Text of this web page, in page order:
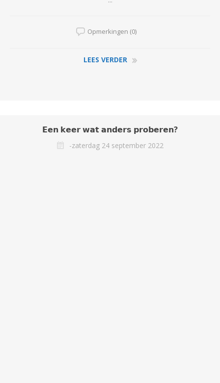
Opmerkingen (0)
LEES VERDER
𝗘𝗲𝗻 𝗸𝗲𝗲𝗿 𝘄𝗮𝘁 𝗮𝗻𝗱𝗲𝗿𝘀 𝗽𝗿𝗼𝗯𝗲𝗿𝗲𝗻?
-zaterdag 24 september 2022